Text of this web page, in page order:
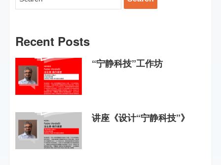
Recent Posts
“宁静科技”工作坊
讲座《设计“宁静科技”》